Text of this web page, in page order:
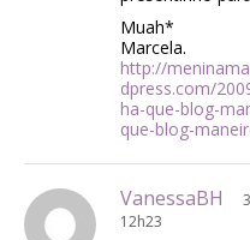
Muah*
Marcela.
http://
dpress.com/
ha-que-blog-
que-blog-
VanessaBH
12h23